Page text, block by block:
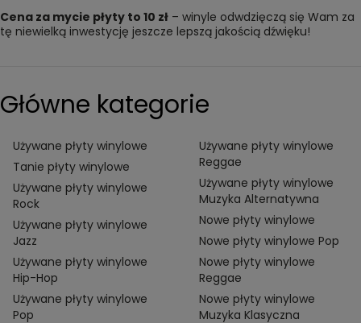
Cena za mycie płyty to 10 zł – winyle odwdzięczą się Wam za
tę niewielką inwestycję jeszcze lepszą jakością dźwięku!
Główne kategorie
Używane płyty winylowe
Tanie płyty winylowe
Używane płyty winylowe
Rock
Używane płyty winylowe
Jazz
Używane płyty winylowe
Hip-Hop
Używane płyty winylowe
Pop
Używane płyty winylowe
Reggae
Używane płyty winylowe
Muzyka Alternatywna
Nowe płyty winylowe
Nowe płyty winylowe Pop
Nowe płyty winylowe
Reggae
Nowe płyty winylowe
Muzyka Klasyczna